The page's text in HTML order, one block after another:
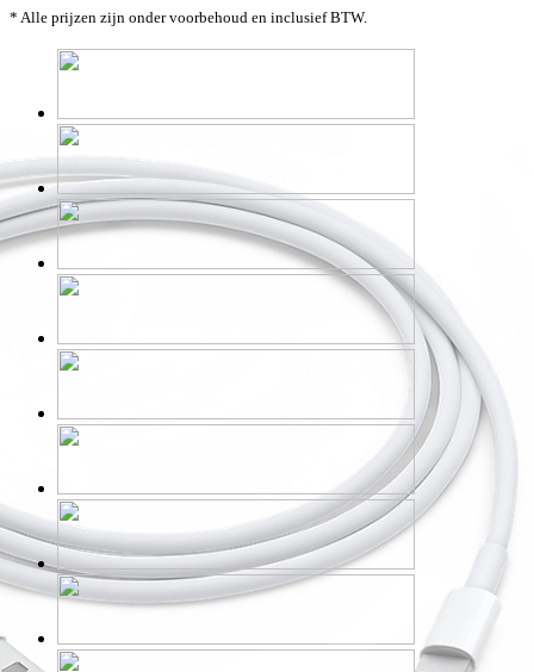
* Alle prijzen zijn onder voorbehoud en inclusief BTW.